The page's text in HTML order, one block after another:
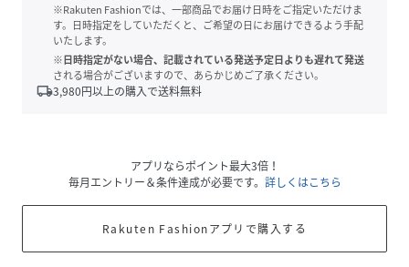
※Rakuten Fashionでは、一部商品でお届け日時をご指定いただけま
す。日時指定をしていただくと、ご希望の日にお届けできるよう手配
いたします。
※日時指定がない場合、記載されている発送予定日よりも遅れて発送
される場合がございますので、あらかじめご了承ください。
local_shipping3,980円以上の購入で送料無料
アプリならポイント最大3倍！
毎月エントリー＆条件達成が必要です。 詳しくはこちら
Rakuten Fashionアプリで購入する